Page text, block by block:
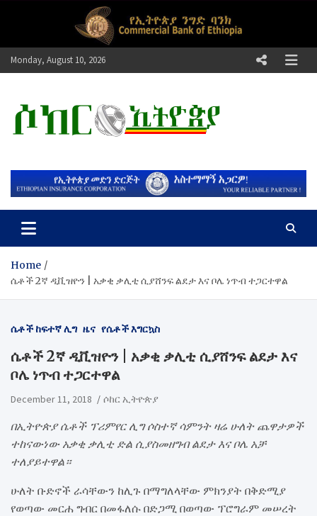
Monday, August 10, 2026
ሶከር ኢትዮጵያ
Home
ሴቶች 2ኛ ዲቪዝዮን | አቃቂ ቃሊቲ ሲያሸንፍ ልደታ እና ቦሌ ነጥብ ተጋርተዋል
ሴቶች ከፍተኛ ሊግ ዜና የሴቶች እግርኳስ
ሴቶች 2ኛ ዲቪዝዮን | አቃቂ ቃሊቲ ሲያሸንፍ ልደታ እና
ቦሌ ነጥብ ተጋርተዋል
December 11, 2018 ሶከር ኢትዮጵያ
በኢትዮጵያ ሴቶች ፕሪምየር ሊግ ሶስተኛ ሳምንት ዛሬ ሁለት ጨዋታዎች
ተከናውነው አቃቂ ቃሊቲ ድል ሲያስመዘግብ ልደታ እና ቦሌ አቻ
ተለያይተዋል።
ሁለት ቡድኖች ራሳቸውን ከሊጉ በማግለላቸው ምክንያት በቅድሚያ
የወጣው መርሐ ግብር በመፋለሱ በድጋሚ በወጣው ፕሮግራም መሠረት